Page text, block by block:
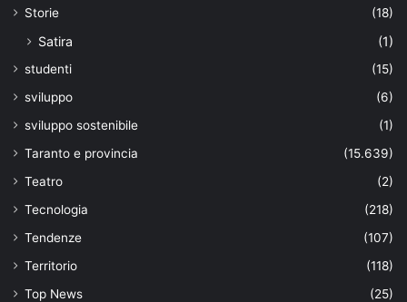
Storie
(18)
Satira (1)
studenti
(15)
sviluppo
(6)
sviluppo sostenibile
(1)
Taranto e provincia
(15.639)
Teatro
(2)
Tecnologia
(218)
Tendenze
(107)
Territorio
(118)
Top News
(25)